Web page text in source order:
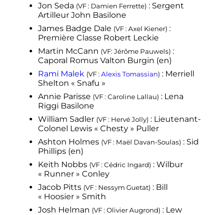
Jon Seda (VF : Damien Ferrette) : Sergent
Artilleur John Basilone
James Badge Dale (VF : Axel Kiener) :
Première Classe Robert Leckie
Martin McCann (VF: Jérôme Pauwels) :
Caporal Romus Valton Burgin (en)
Rami Malek (VF : Alexis Tomassian) : Merriell
Shelton « Snafu »
Annie Parisse (VF : Caroline Lallau) : Lena
Riggi Basilone
William Sadler (VF : Hervé Jolly) : Lieutenant-
Colonel Lewis « Chesty » Puller
Ashton Holmes (VF : Maël Davan-Soulas) : Sid
Phillips (en)
Keith Nobbs (VF : Cédric Ingard) : Wilbur
« Runner » Conley
Jacob Pitts (VF : Nessym Guetat) : Bill
« Hoosier » Smith
Josh Helman (VF : Olivier Augrond) : Lew